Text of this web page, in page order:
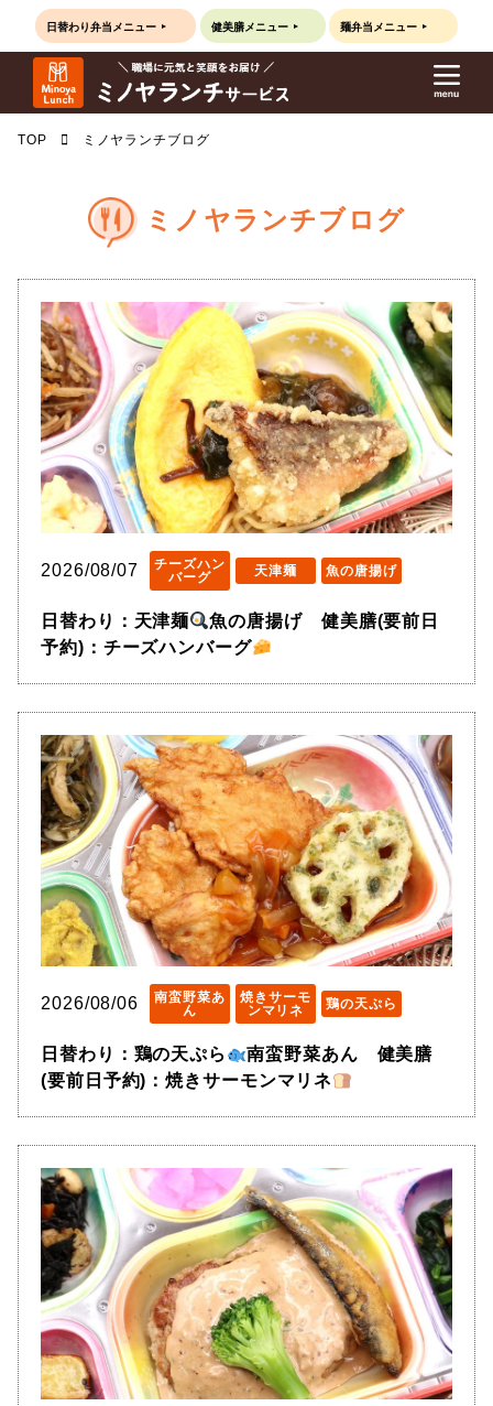
日替わり弁当 メニュー 健美膳メニュー 麺弁当 メニュー
TOP ミノヤランチブログ
ミノヤランチブログ
2026/08/07
チーズハン
バーグ
天津麺 魚の唐揚げ
日替わり：天津麺
魚の唐揚げ 健美膳(要前日
予約)：チーズハンバーグ
2026/08/06
南蛮野菜あ
ん
焼きサーモ
ンマリネ
鶏の天ぷら
日替わり：鶏の天ぷら
南蛮野菜あん 健美膳
(要前日予約)：焼きサーモンマリネ